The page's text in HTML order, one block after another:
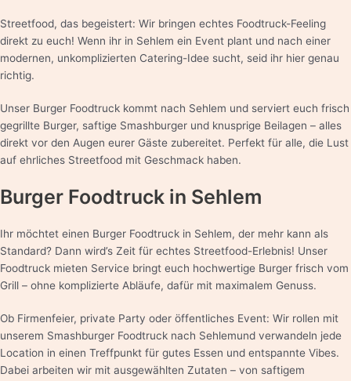
Streetfood, das begeistert: Wir bringen echtes Foodtruck-Feeling
direkt zu euch! Wenn ihr in Sehlem ein Event plant und nach einer
modernen, unkomplizierten Catering-Idee sucht, seid ihr hier genau
richtig.
Unser Burger Foodtruck kommt nach Sehlem und serviert euch frisch
gegrillte Burger, saftige Smashburger und knusprige Beilagen – alles
direkt vor den Augen eurer Gäste zubereitet. Perfekt für alle, die Lust
auf ehrliches Streetfood mit Geschmack haben.
Burger Foodtruck in Sehlem
Ihr möchtet einen Burger Foodtruck in Sehlem, der mehr kann als
Standard? Dann wird’s Zeit für echtes Streetfood-Erlebnis! Unser
Foodtruck mieten Service bringt euch hochwertige Burger frisch vom
Grill – ohne komplizierte Abläufe, dafür mit maximalem Genuss.
Ob Firmenfeier, private Party oder öffentliches Event: Wir rollen mit
unserem Smashburger Foodtruck nach Sehlemund verwandeln jede
Location in einen Treffpunkt für gutes Essen und entspannte Vibes.
Dabei arbeiten wir mit ausgewählten Zutaten – von saftigem